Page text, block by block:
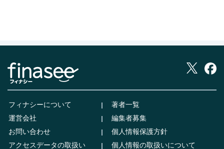
フィナシーについて
著者一覧
運営会社
編集者募集
お問い合わせ
個人情報保護方針
アクセスデータの取扱い
個人情報の取扱いについて